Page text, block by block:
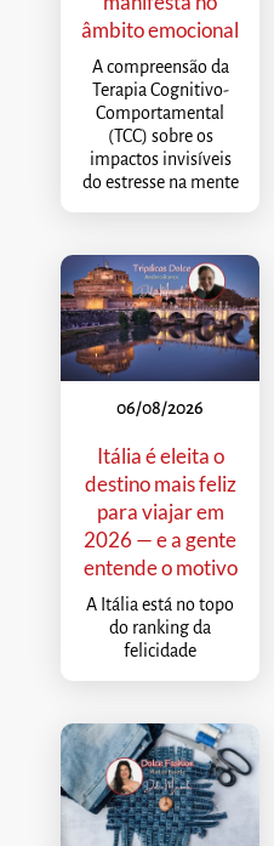
âmbito emocional
A compreensão da
Terapia Cognitivo-
Comportamental
(TCC) sobre os
impactos invisíveis
do estresse na mente
06/08/2026
Itália é eleita o
destino mais feliz
para viajar em
2026 — e a gente
entende o motivo
A Itália está no topo
do ranking da
felicidade